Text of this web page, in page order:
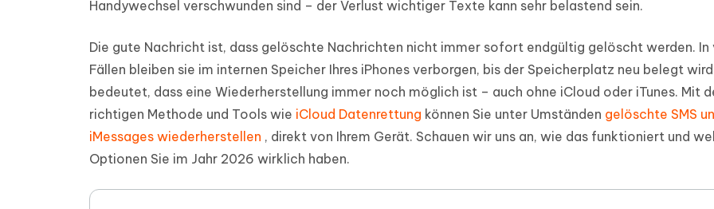
Update
Gelöschte Dateien unter Windows
wiederherstellen
Wiederherstellen
wiederherstellen
Alle Produkte Anzeigen
iAnyGo - iOS APP
iPhone Standort ohne PC ändern
iAnyGo - Android Fake GPS APP
Neu
Android Standort ohne PC ändern
iCareFone Transfer APP
Whatsapp Chat übertragen
UltData for Android APP
Android Datenrettung ohne PC
Cleanup Pro APP
iPhone kostenlos mit KI bereinigen
PDF Dokumente mit KI zusammenfassen
Tenorshare KI Writer
Mit KI intelligenter, schneller und besser
schreiben
KI-generierte Präsentationen in
Tenorshare KI Bypass
Hot
KI Inhalte in menschenähnliche Inhalte
umwandeln
Kostenloses KI Tool zur
Handywechsel verschwunden sind – der Verlust wichtiger Texte kann sehr belastend sein.
Die gute Nachricht ist, dass gelöschte Nachrichten nicht immer sofort endgültig gelöscht werden. In
Fällen bleiben sie im internen Speicher Ihres iPhones verborgen, bis der Speicherplatz neu belegt
bedeutet, dass eine Wiederherstellung immer noch möglich ist – auch ohne iCloud oder iTunes. Mit
richtigen Methode und Tools wie iCloud Datenrettung können Sie unter Umständen gelöschte SMS
iMessages wiederherstellen , direkt von Ihrem Gerät. Schauen wir uns an, wie das funktioniert und
Optionen Sie im Jahr 2026 wirklich haben.